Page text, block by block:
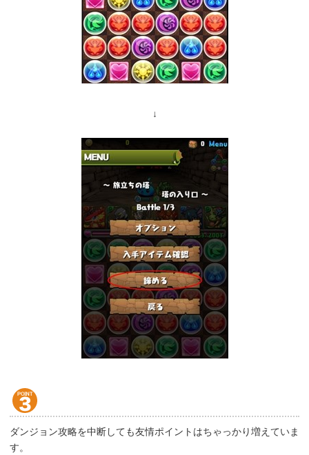
↓
ダンジョン攻略を中断しても友情ポイントはちゃっかり増えていま
す。